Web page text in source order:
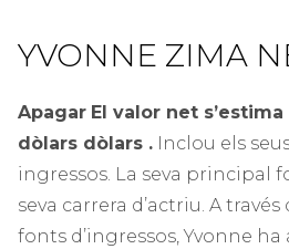
YVONNE ZIMA
Apagar El valor net
dòlars dòlars . Inclou els
ingressos. La seva principal
seva carrera d’actriu. A través
fonts d’ingressos, Yvonne